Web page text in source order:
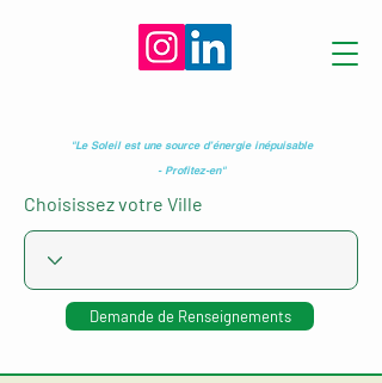
"Le Soleil est une source d’énergie inépuisable
- Profitez-en"
Choisissez votre Ville
Demande de Renseignements